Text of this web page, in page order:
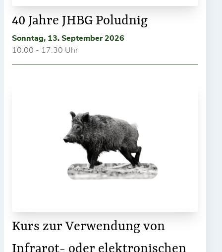
40 Jahre JHBG Poludnig
Sonntag, 13. September 2026
10:00 - 17:30 Uhr
Kurs zur Verwendung von